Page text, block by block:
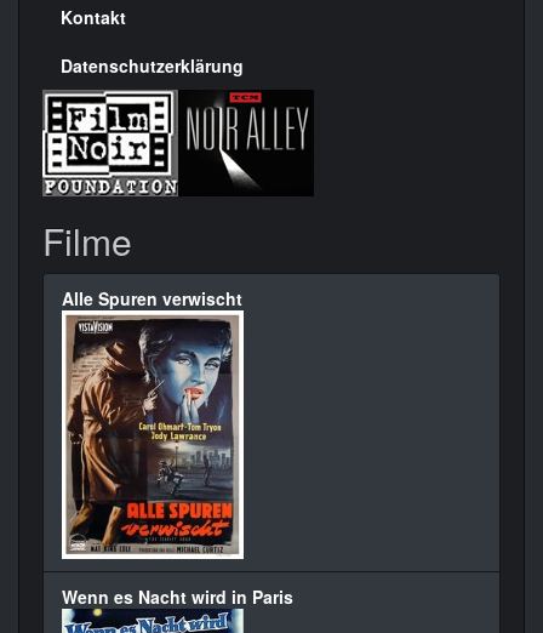
Kontakt
Datenschutzerklärung
Filme
Alle Spuren verwischt
Wenn es Nacht wird in Paris